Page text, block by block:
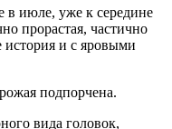
в июле, уже к середине
прорастая, частично
история и с яровыми
подпорчена.
вида головок,